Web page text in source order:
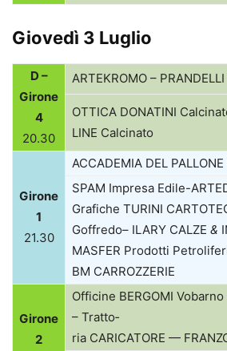
Giovedì 3 Luglio
D –
Girone
4
20.30
ARTEKROMO – PRANDELLI
OTTICA DONATINI
LINE Calcinato
Girone
1
21.30
ACCADEMIA DEL PALLONE
SPAM Impresa Edile-
Gra­fi­che TURINI
Gof­fredo– ILARY CALZE &
MASFER Pro­dotti
BM CARROZZERIE
Girone
2
Offi­cine BERGOMI Vobarno
– Trat­to­
ria CARICATORE —